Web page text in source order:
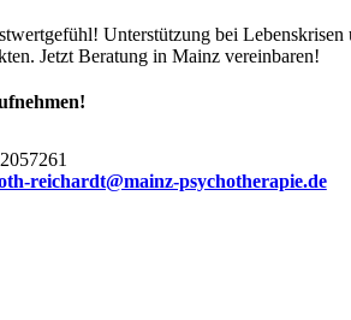
Unterstützung bei Lebenskrisen
Jetzt Beratung in Mainz vereinbaren!
reichardt@mainz-psychotherapie.de